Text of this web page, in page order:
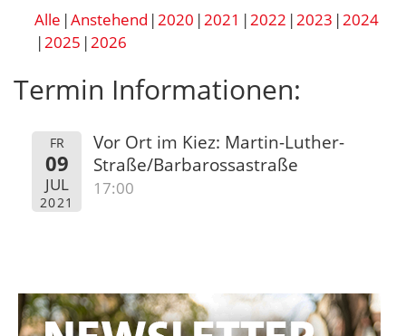
Alle Anstehend 2020 2021 2022 2023 2024
2025 2026
Termin Informationen:
FR
09
JUL
2021
Vor Ort im Kiez: Martin-Luther-
Straße/Barbarossastraße
17:00